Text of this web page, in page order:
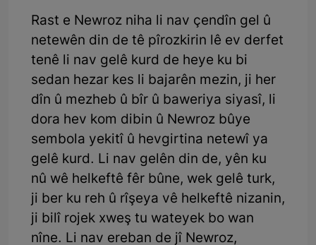
Rast e Newroz niha li nav çendîn gel û
netewên din de tê pîrozkirin lê ev derfet
tenê li nav gelê kurd de heye ku bi
sedan hezar kes li bajarên mezin, ji her
dîn û mezheb û bîr û baweriya siyasî, li
dora hev kom dibin û Newroz bûye
sembola yekitî û hevgirtina netewî ya
gelê kurd. Li nav gelên din de, yên ku
nû wê helkeftê fêr bûne, wek gelê turk,
ji ber ku reh û rîşeya vê helkeftê nizanin,
ji bilî rojek xweş tu wateyek bo wan
nîne. Li nav ereban de jî Newroz,